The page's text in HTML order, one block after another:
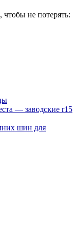
чтобы не потерять:
— заводские r15
шин для